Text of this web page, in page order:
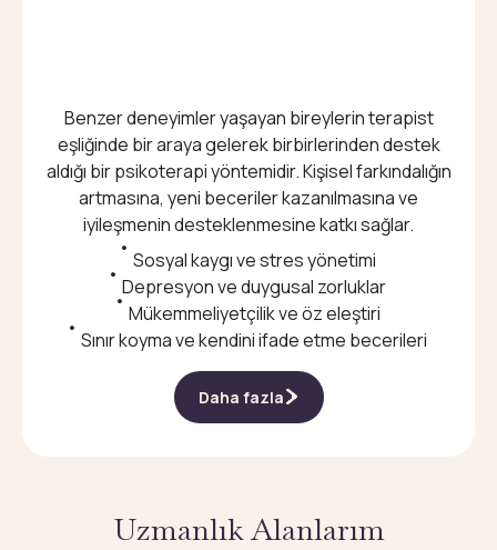
Benzer deneyimler yaşayan bireylerin terapist
eşliğinde bir araya gelerek birbirlerinden destek
aldığı bir psikoterapi yöntemidir. Kişisel farkındalığın
artmasına, yeni beceriler kazanılmasına ve
iyileşmenin desteklenmesine katkı sağlar.
Sosyal kaygı ve stres yönetimi
Depresyon ve duygusal zorluklar
Mükemmeliyetçilik ve öz eleştiri
Sınır koyma ve kendini ifade etme becerileri
Daha fazla
Uzmanlık Alanlarım